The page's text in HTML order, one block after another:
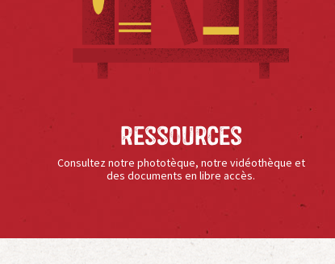
Ressources
Consultez notre phototèque, notre vidéothèque et
des documents en libre accès.